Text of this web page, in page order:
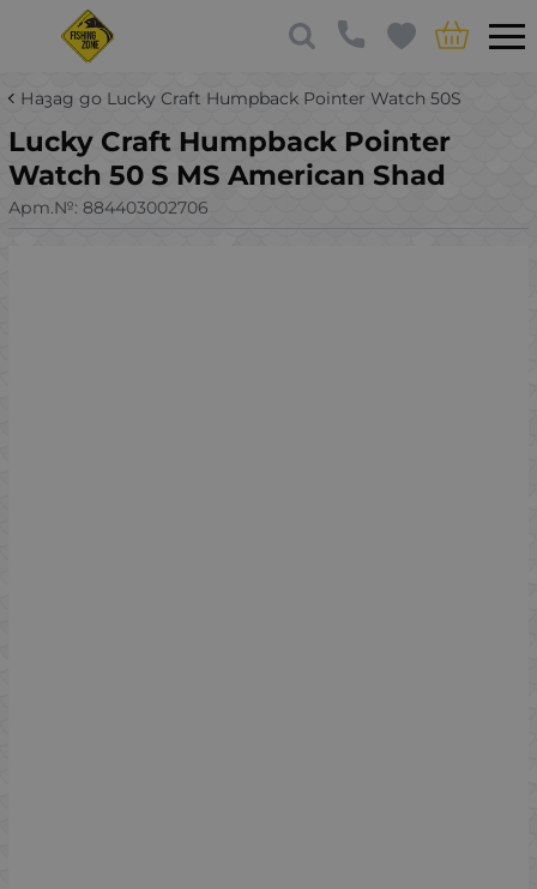
Назад до Lucky Craft Humpback Pointer Watch 50S
Lucky Craft Humpback Pointer
Watch 50 S MS American Shad
Арт.№: 884403002706